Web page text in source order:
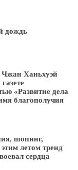
дождь
Ханьхуэй
«Развитие дела
благополучия
шопинг,
летом тренд
сердца